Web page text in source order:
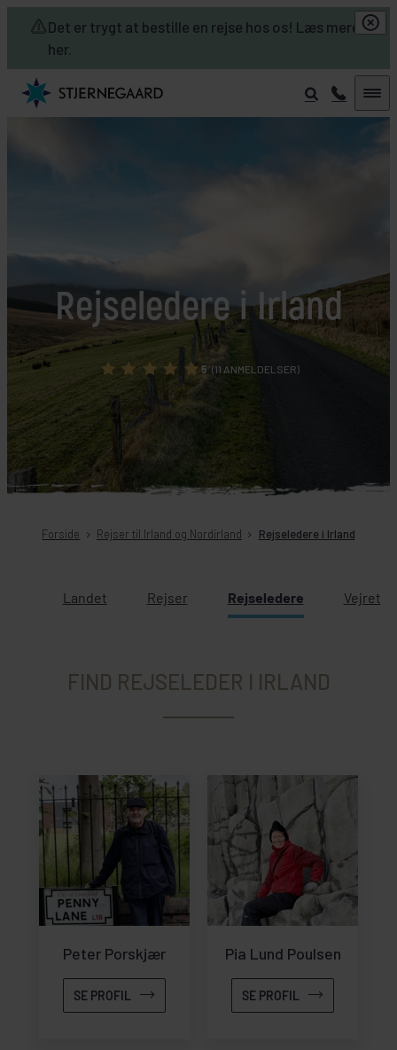
Det er trygt at bestille en rejse hos os! Læs mere
her.
Skip to main content
Rejseledere i Irland
5 (11 ANMELDELSER)
Forside Rejser til Irland og Nordirland Rejseledere i Irland
Landet Rejser Rejseledere Vejret
FIND REJSELEDER I IRLAND
Peter Porskjær
SE PROFIL
Pia Lund Poulsen
SE PROFIL